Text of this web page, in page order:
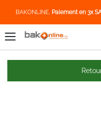
BAKONLINE, Paiement en 3x